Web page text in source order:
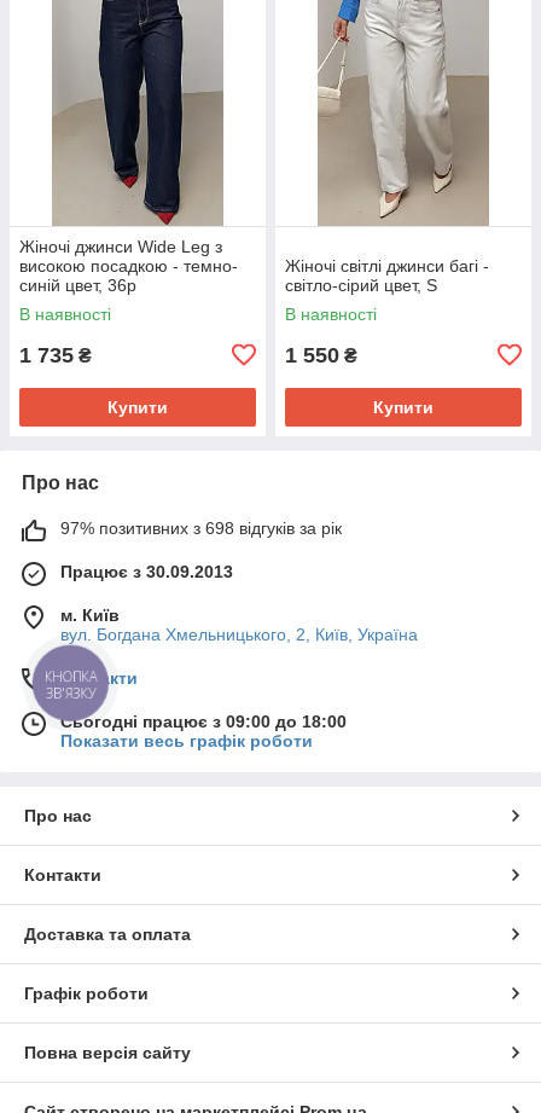
Жіночі джинси Wide Leg з
високою посадкою - темно-
синій цвет, 36р
В наявності
1 735 ₴
Купити
Жіночі світлі джинси багі -
світло-сірий цвет, S
В наявності
1 550 ₴
Купити
Про нас
97% позитивних з 698 відгуків за рік
Працює з 30.09.2013
м. Київ
вул. Богдана Хмельницького, 2, Київ, Україна
Контакти
Сьогодні працює з 09:00 до 18:00
Показати весь графік роботи
Про нас
Контакти
Доставка та оплата
Графік роботи
Повна версія сайту
КНОПКА
ЗВ'ЯЗКУ